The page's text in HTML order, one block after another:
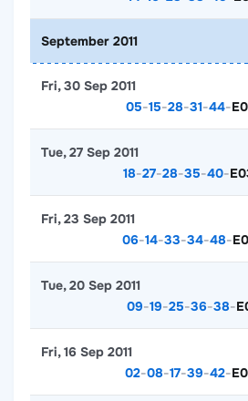
September 2011
05-15-28-31-44-
Fri, 30 Sep 2011
18-27-28-35-40-
Tue, 27 Sep 2011
06-14-33-34-48-
Fri, 23 Sep 2011
09-19-25-36-38-
Tue, 20 Sep 2011
02-08-17-39-42-
Fri, 16 Sep 2011